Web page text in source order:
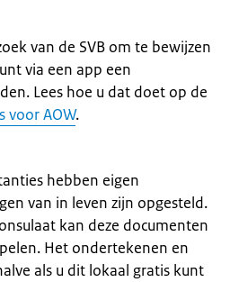
van de SVB om te bewijzen
via een app een
Lees hoe u dat doet op de
voor AOW.
hebben eigen
van in leven zijn opgesteld.
kan deze documenten
Het ondertekenen en
als u dit lokaal gratis kunt